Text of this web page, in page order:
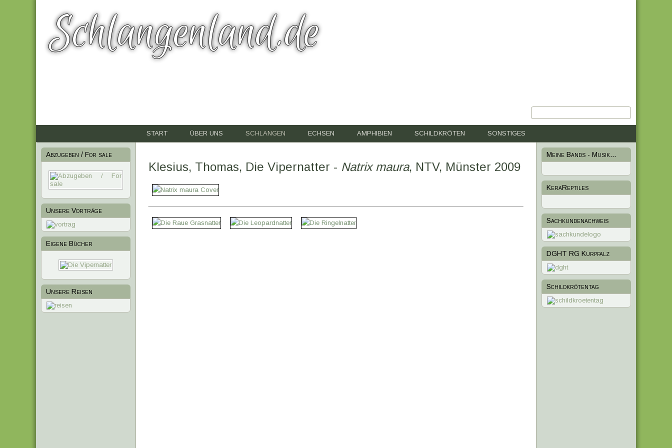
Schlangenland.de
START ÜBER UNS SCHLANGEN ECHSEN AMPHIBIEN SCHILDKRÖTEN SONSTIGES
Abzugeben / For sale
Unsere Vorträge
Eigene Bücher
1 2
Unsere Reisen
Klesius, Thomas, Die Vipernatter - Natrix maura, NTV, Münster 2009
Meine Bands - Musik...
KeraReptiles
Sachkundenachweis
DGHT RG Kurpfalz
Schildkrötentag